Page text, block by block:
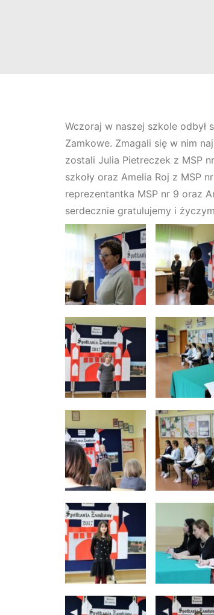
Wczoraj w naszej szkole odbył
Zamkowe. Zmagali się w nim
zostali Julia Pietreczek z MSP
szkoły oraz Amelia Roj z MSP
reprezentantka MSP nr 9 oraz
serdecznie gratulujemy i